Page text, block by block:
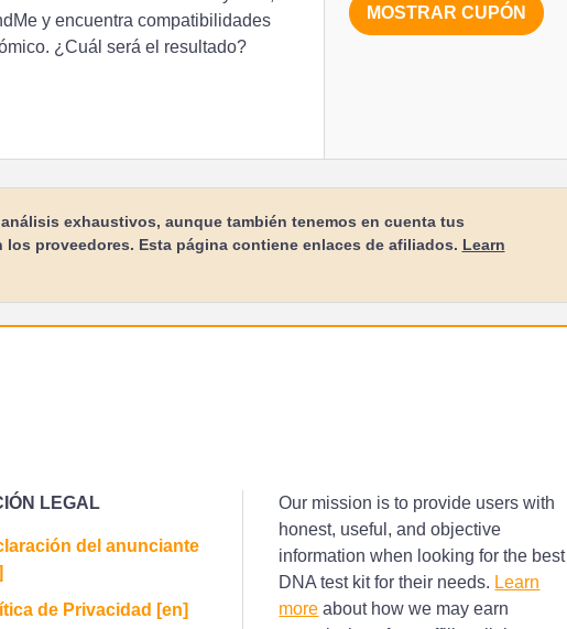
y encuentra compatibilidades
¿Cuál será el resultado?
MOSTRAR CUPÓN
exhaustivos, aunque también tenemos en cuenta tus
proveedores. Esta página contiene enlaces de afiliados. Learn
LEGAL
del anunciante
de Privacidad [en]
Our mission is to provide users with
honest, useful, and objective
information when looking for the best
DNA test kit for their needs. Learn
more about how we may earn